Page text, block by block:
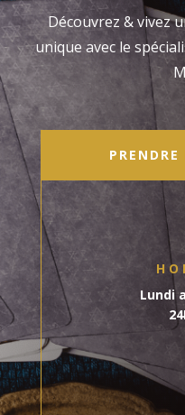
Découvrez & vivez
unique avec le
Lundi